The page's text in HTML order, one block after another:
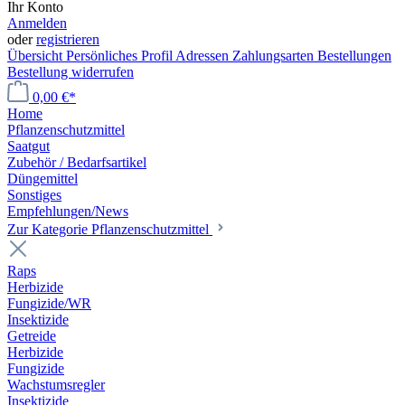
Ihr Konto
Anmelden
oderregistrieren
Übersicht Persönliches Profil Adressen Zahlungsarten Bestellungen
Bestellung widerrufen
0,00 €*
Home
Pflanzenschutzmittel
Saatgut
Zubehör / Bedarfsartikel
Düngemittel
Sonstiges
Empfehlungen/News
Zur Kategorie Pflanzenschutzmittel
Raps
Herbizide
Fungizide/WR
Insektizide
Getreide
Herbizide
Fungizide
Wachstumsregler
Insektizide